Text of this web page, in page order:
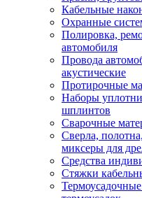
Кабельные
Охранные
Полировка,
автомобиля
Провода
акустические
Протирочные
Наборы
шплинтов
Сварочные
Сверла,
миксеры для
Средства
Стяжки